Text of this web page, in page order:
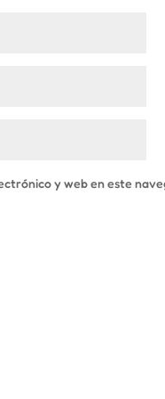
y web en este